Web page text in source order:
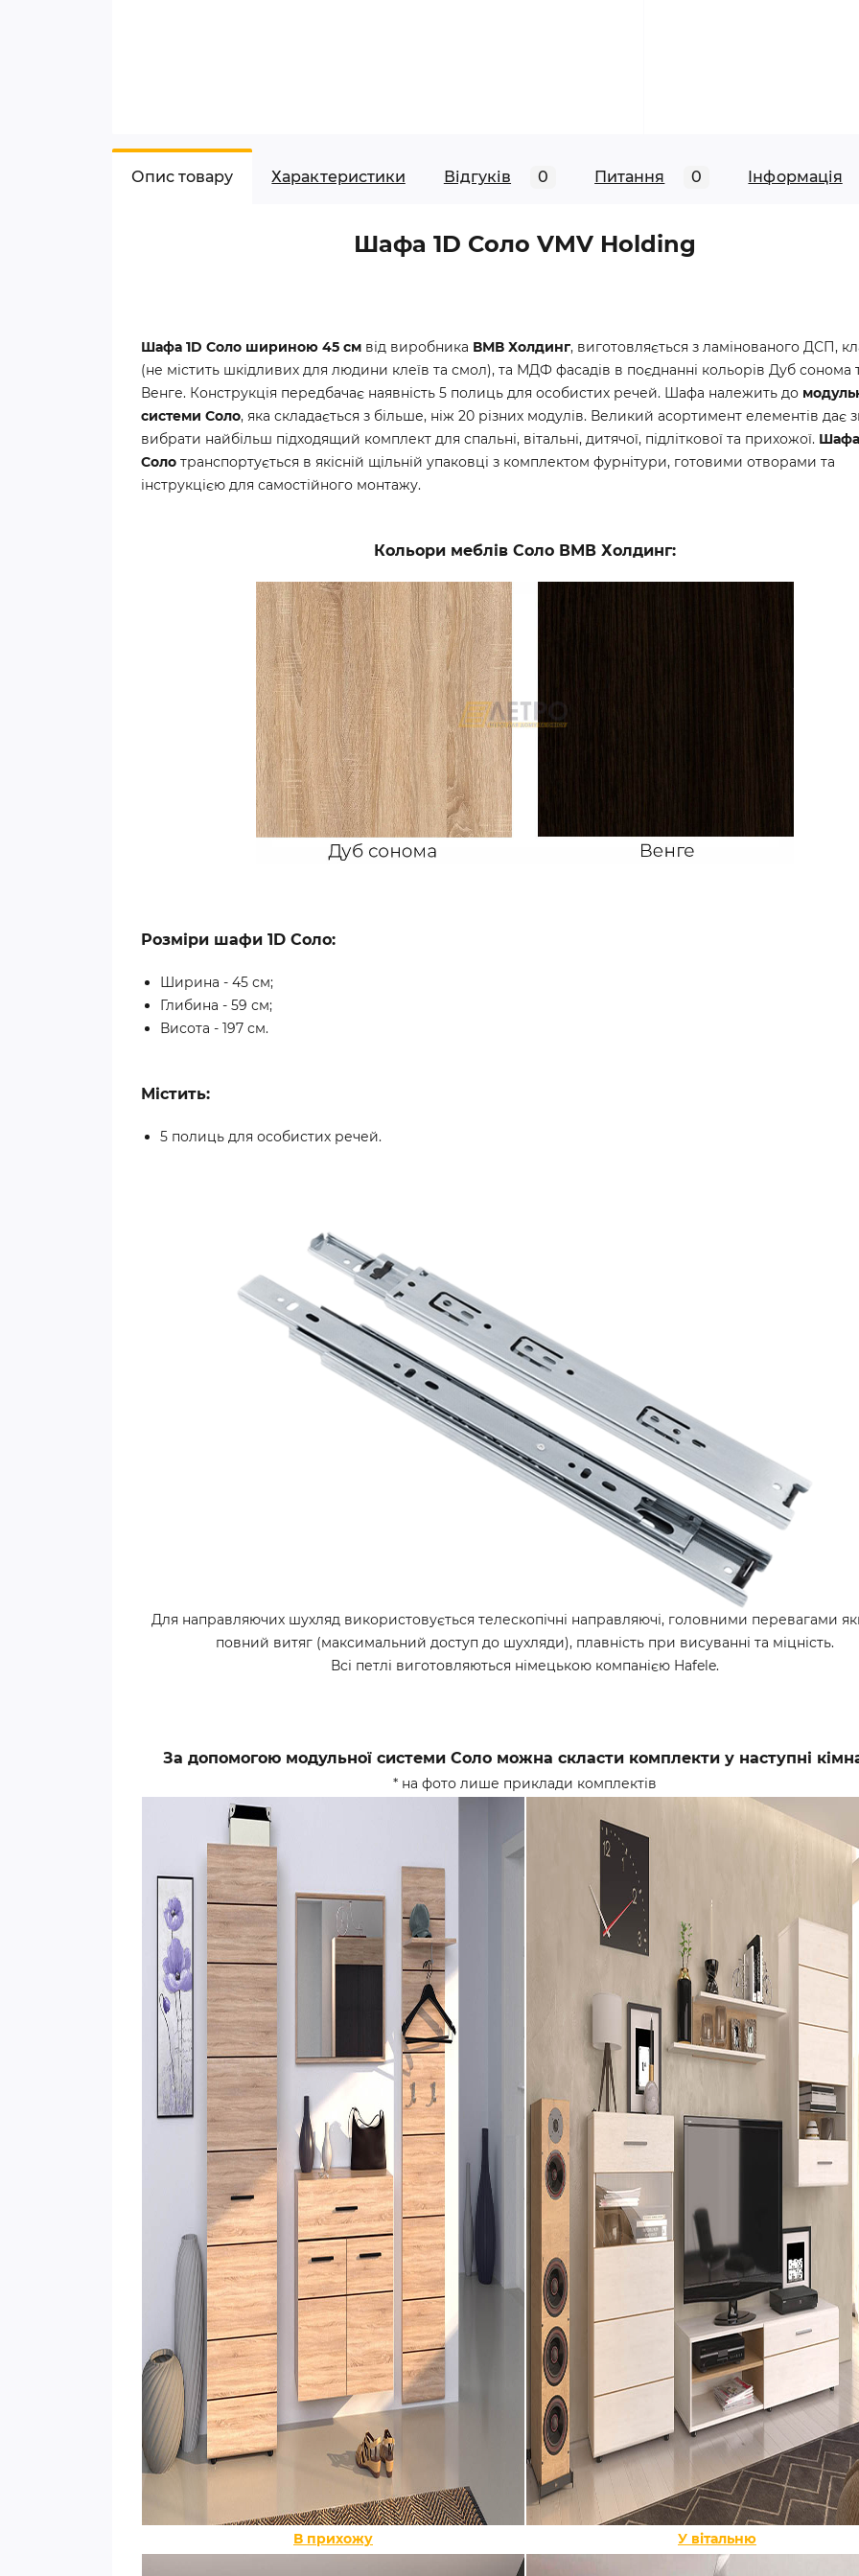
Опис товару Характеристики Відгуків 0 Питання 0 Iнформація
Шафа 1D Соло VMV Holding
Шафа 1D Соло шириною 45 см від виробника ВМВ Холдинг, виготовляється з ламінованого ДСП,
(не містить шкідливих для людини клеїв та смол), та МДФ фасадів в поєднанні кольорів Дуб сонома
Венге. Конструкція передбачає наявність 5 полиць для особистих речей. Шафа належить до
системи Соло, яка складається з більше, ніж 20 різних модулів. Великий асортимент елементів дає
вибрати найбільш підходящий комплект для спальні, вітальні, дитячої, підліткової та прихожої. Шафа
Соло транспортується в якісній щільній упаковці з комплектом фурнітури, готовими отворами та
інструкцією для самостійного монтажу.
Кольори меблів Соло ВМВ Холдинг:
Розміри шафи 1D Соло:
Ширина - 45 см;
Глибина - 59 см;
Висота - 197 см.
Містить:
5 полиць для особистих речей.
Для направляючих шухляд використовується телескопічні направляючі, головними перевагами
повний витяг (максимальний доступ до шухляди), плавність при висуванні та міцність.
Всі петлі виготовляються німецькою компанією Hafele.
За допомогою модульної системи Соло можна скласти комплекти у наступні
* на фото лише приклади комплектів
В прихожу У вітальню